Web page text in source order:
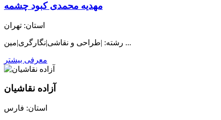
مهدیه محمدی کبود چشمه
استان: تهران
رشته: |طراحی و نقاشی|نگارگری|مین ...
معرفی بیشتر
آزاده نقاشيان
استان: فارس